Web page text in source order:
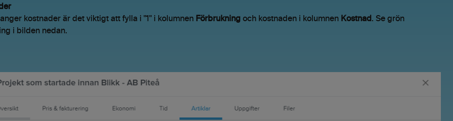
kostnader är det viktigt att fylla i "1" i kolumnen Förbrukning och kostnaden i kolumnen Kostnad . Se grön
i bilden nedan.